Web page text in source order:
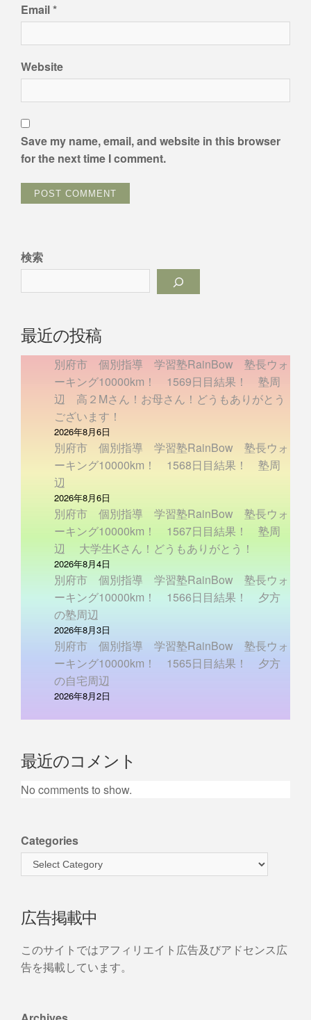
Email*
Website
Save my name, email, and website in this browser
for the next time I comment.
検索
最近の投稿
別府市 個別指導 学習塾RainBow 塾長ウォ
ーキング10000km！ 1569日目結果！ 塾周
辺 高２Mさん！お母さん！どうもありがとう
ございます！
2026年8月6日
別府市 個別指導 学習塾RainBow 塾長ウォ
ーキング10000km！ 1568日目結果！ 塾周
辺
2026年8月6日
別府市 個別指導 学習塾RainBow 塾長ウォ
ーキング10000km！ 1567日目結果！ 塾周
辺 大学生Kさん！どうもありがとう！
2026年8月4日
別府市 個別指導 学習塾RainBow 塾長ウォ
ーキング10000km！ 1566日目結果！ 夕方
の塾周辺
2026年8月3日
別府市 個別指導 学習塾RainBow 塾長ウォ
ーキング10000km！ 1565日目結果！ 夕方
の自宅周辺
2026年8月2日
最近のコメント
No comments to show.
Categories
広告掲載中
このサイトではアフィリエイト広告及びアドセンス広
告を掲載しています。